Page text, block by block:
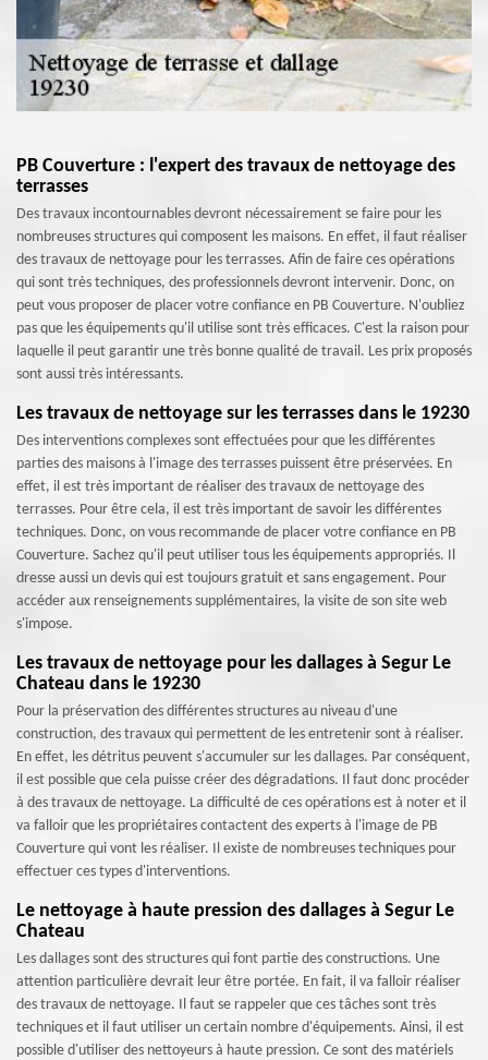
PB Couverture : l'expert des travaux de nettoyage des
terrasses
Des travaux incontournables devront nécessairement se faire pour les
nombreuses structures qui composent les maisons. En effet, il faut réaliser
des travaux de nettoyage pour les terrasses. Afin de faire ces opérations
qui sont très techniques, des professionnels devront intervenir. Donc, on
peut vous proposer de placer votre confiance en PB Couverture. N'oubliez
pas que les équipements qu'il utilise sont très efficaces. C'est la raison pour
laquelle il peut garantir une très bonne qualité de travail. Les prix proposés
sont aussi très intéressants.
Les travaux de nettoyage sur les terrasses dans le 19230
Des interventions complexes sont effectuées pour que les différentes
parties des maisons à l'image des terrasses puissent être préservées. En
effet, il est très important de réaliser des travaux de nettoyage des
terrasses. Pour être cela, il est très important de savoir les différentes
techniques. Donc, on vous recommande de placer votre confiance en PB
Couverture. Sachez qu'il peut utiliser tous les équipements appropriés. Il
dresse aussi un devis qui est toujours gratuit et sans engagement. Pour
accéder aux renseignements supplémentaires, la visite de son site web
s'impose.
Les travaux de nettoyage pour les dallages à Segur Le
Chateau dans le 19230
Pour la préservation des différentes structures au niveau d'une
construction, des travaux qui permettent de les entretenir sont à réaliser.
En effet, les détritus peuvent s'accumuler sur les dallages. Par conséquent,
il est possible que cela puisse créer des dégradations. Il faut donc procéder
à des travaux de nettoyage. La difficulté de ces opérations est à noter et il
va falloir que les propriétaires contactent des experts à l'image de PB
Couverture qui vont les réaliser. Il existe de nombreuses techniques pour
effectuer ces types d'interventions.
Le nettoyage à haute pression des dallages à Segur Le
Chateau
Les dallages sont des structures qui font partie des constructions. Une
attention particulière devrait leur être portée. En fait, il va falloir réaliser
des travaux de nettoyage. Il faut se rappeler que ces tâches sont très
techniques et il faut utiliser un certain nombre d'équipements. Ainsi, il est
possible d'utiliser des nettoyeurs à haute pression. Ce sont des matériels